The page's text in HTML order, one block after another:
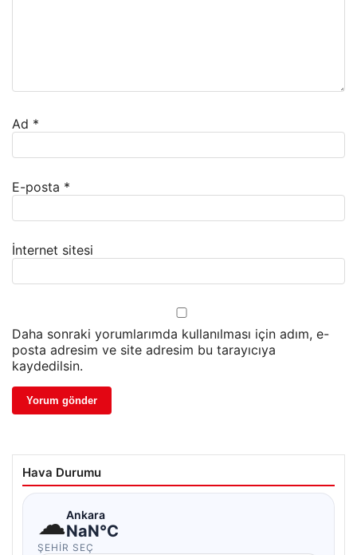
Ad *
E-posta *
İnternet sitesi
Daha sonraki yorumlarımda kullanılması için adım, e-
posta adresim ve site adresim bu tarayıcıya
kaydedilsin.
Hava Durumu
☁Ankara
NaN°C
ŞEHIR SEÇ